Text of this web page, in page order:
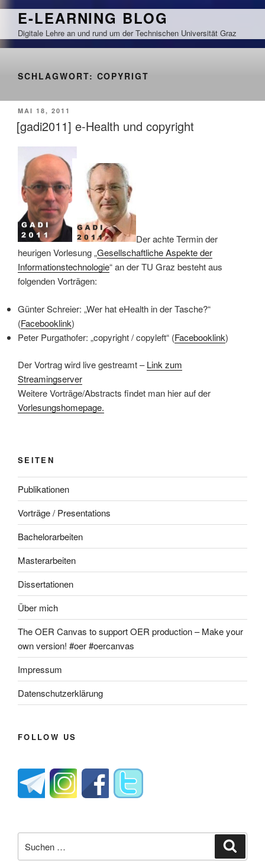
Zum
springen
E-LEARNING BLOG
Digitale Lehre an und rund um der Technischen Universität Graz
SCHLAGWORT: COPYRIGT
VERÖFFENTLICHT
AM
MAI 18, 2011
[gadi2011] e-Health und copyright
Der achte Termin der
heurigen Vorlesung „Gesellschaftliche Aspekte der
Informationstechnologie“ an der TU Graz besteht aus
folgenden Vorträgen:
Günter Schreier: „Wer hat eHealth in der Tasche?“
(Facebooklink)
Peter Purgathofer: „copyright / copyleft“ (Facebooklink)
Der Vortrag wird live gestreamt –Link zum
Streamingserver
Weitere Vorträge/Abstracts findet man hier auf der
Vorlesungshomepage.
SEITEN
Publikationen
Vorträge / Presentations
Bachelorarbeiten
Masterarbeiten
Dissertationen
Über mich
The OER Canvas to support OER production – Make your
own version! #oer #oercanvas
Impressum
Datenschutzerklärung
FOLLOW US
nach: